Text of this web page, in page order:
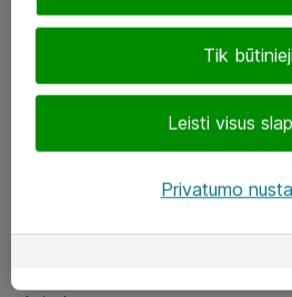
LinkedIn
Tik būtinieji
Leisti visus
Privatumo